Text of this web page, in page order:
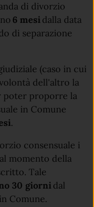
di divorzio
6 mesi dalla data
di separazione
(caso in cui
dell'altro la
poter proporre la
in Comune
.
consensuale i
momento della
Tale
30 giorni dal
Comune.